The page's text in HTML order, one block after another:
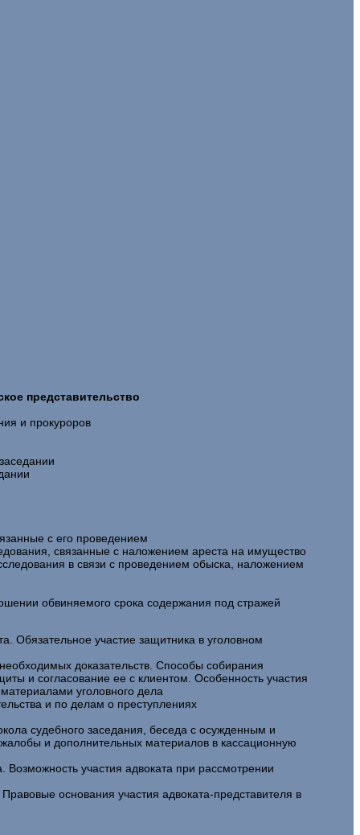
представительство
и прокуроров
с его проведением
связанные с наложением ареста на имущество
в связи с проведением обыска, наложением
обвиняемого срока содержания под стражей
Обязательное участие защитника в уголовном
доказательств. Способы собирания
и согласование ее с клиентом. Особенность участия
уголовного дела
и по делам о преступлениях
судебного заседания, беседа с осужденным и
и дополнительных материалов в кассационную
участия адвоката при рассмотрении
основания участия адвоката-представителя в